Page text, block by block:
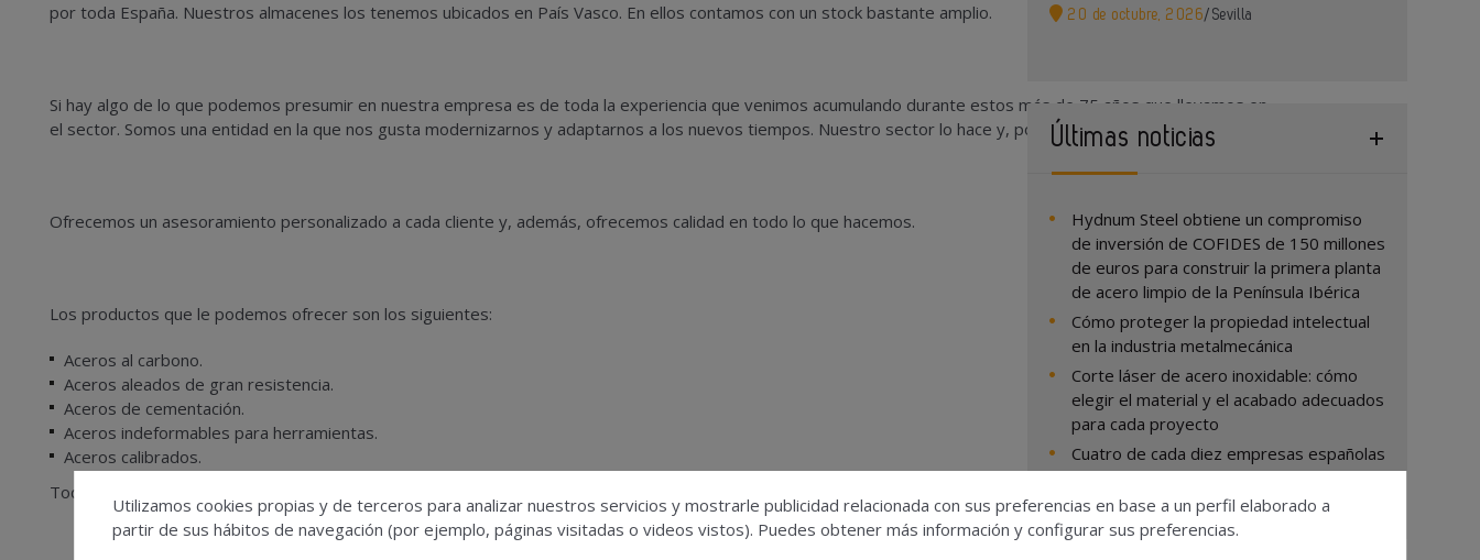
por toda España. Nuestros almacenes los tenemos ubicados en País Vasco. En ellos contamos con un stock bastante amplio.
Si hay algo de lo que podemos presumir en nuestra empresa es de toda la experiencia que venimos acumulando durante estos más de 75 años que llevamos en
el sector. Somos una entidad en la que nos gusta modernizarnos y adaptarnos a los nuevos tiempos. Nuestro sector lo hace y, por tanto, nosotros también.
Ofrecemos un asesoramiento personalizado a cada cliente y, además, ofrecemos calidad en todo lo que hacemos.
Los productos que le podemos ofrecer son los siguientes:
Aceros al carbono.
Aceros aleados de gran resistencia.
Aceros de cementación.
Aceros indeformables para herramientas.
Aceros calibrados.
Todos los productos que tenemos han pasado los pertinentes controles de calidad. Gracias a ello podemos certificar que son aptos para el uso.
20 de octubre, 2026/ Sevilla
Últimas noticias
Hydnum Steel obtiene un compromiso
de inversión de COFIDES de 150 millones
de euros para construir la primera planta
de acero limpio de la Península Ibérica
Cómo proteger la propiedad intelectual
en la industria metalmecánica
Corte láser de acero inoxidable: cómo
elegir el material y el acabado adecuados
para cada proyecto
Cuatro de cada diez empresas españolas
carecen de un SOC que las supervise
Utilizamos cookies propias y de terceros para analizar nuestros servicios y mostrarle publicidad relacionada con sus preferencias en base a un perfil elaborado a
partir de sus hábitos de navegación (por ejemplo, páginas visitadas o videos vistos). Puedes obtener más información y configurar sus preferencias.